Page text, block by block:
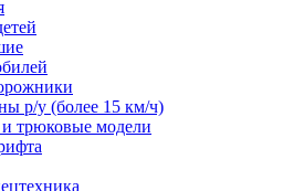
р/у (более 15 км/ч)
трюковые модели